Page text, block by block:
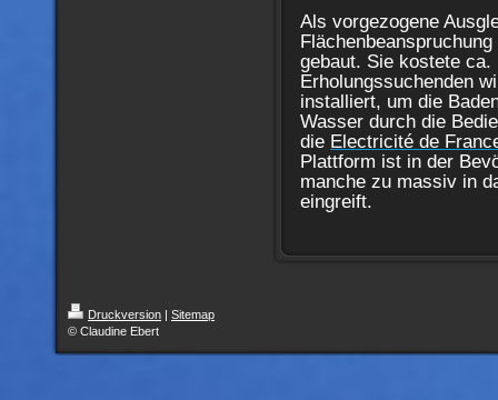
Als vorgezogene
gebaut. Sie kostete ca.
Erholungssuchenden
installiert, um die
Wasser durch die
die Electricité de
Plattform ist in der
manche zu massiv in
eingreift.
Druckversion | Sitemap
© Claudine Ebert